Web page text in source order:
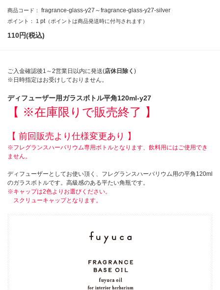
商品コード： fragrance-glass-y27～fragrance-glass-y27-silver
ポイント： 1 pt （ポイントは商品発送時に付与されます）
110円(税込)
ご入金確認後1～2営業日以内に発送(店休日除く )
※日時指定はお受けしておりません。
ディフューザー用ガラスボトル平角120ml-y27
【 ※在庫限りで販売終了 】
【 前回販売より仕様変更あり 】
※フレグランスハーバリウム専用ボトルとなります、飲料用にはご使用でき
ません。
ディフューザーとしてお使い頂く、フレグランスハーバリウム用の平角120ml
のガラスボトルです。高級感のある平たい角瓶です。
※キャップは2色よりお選びください。
スクリューキャップとなります。